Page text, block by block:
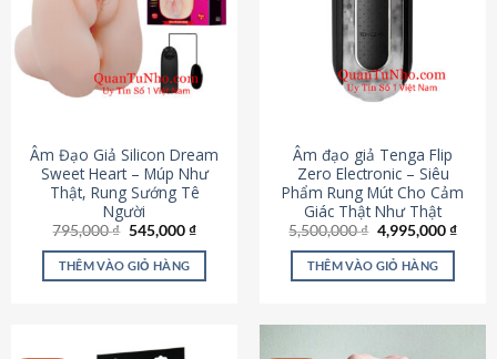
Âm Đạo Giả Silicon Dream
Sweet Heart – Múp Như
Thật, Rung Sướng Tê
Người
795,000₫ Giá
là:
795,000 ₫.
545,000₫Giá
tại
545,000 ₫.
THÊM VÀO GIỎ HÀNG
Âm đạo giả Tenga Flip
Zero Electronic – Siêu
Phẩm Rung Mút Cho Cảm
Giác Thật Như Thật
5,500,000₫ Giá
gốc
là:
5,500,000 ₫.
4,995,000₫Giá
THÊM VÀO GIỎ HÀNG